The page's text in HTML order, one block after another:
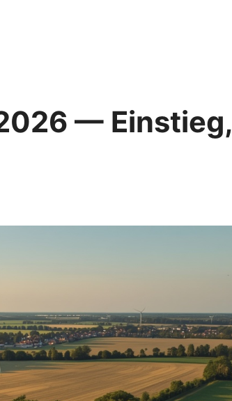
— Einstieg,